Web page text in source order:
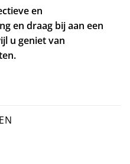
en
en draag bij aan een
u geniet van